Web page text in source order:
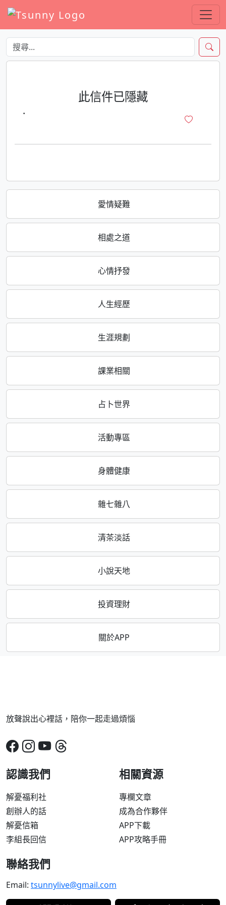
愛情疑難
相處之道
心情抒發
人生經歷
生涯規劃
課業相關
占卜世界
活動專區
身體健康
雜七雜八
清茶淡話
小說天地
投資理財
關於APP
此信件已隱藏
·
放聲說出心裡話，陪你一起走過煩惱
認識我們
解憂福利社
創辦人的話
解憂信箱
李組長回信
相關資源
專欄文章
成為合作夥伴
APP下載
APP攻略手冊
聯絡我們
Email: tsunnylive@gmail.com